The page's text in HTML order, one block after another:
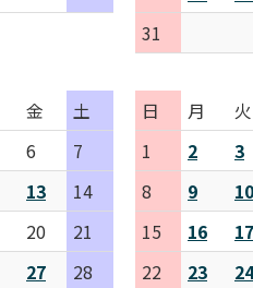
31
金
土
6
7
13
14
20
21
27
28
日 月
火
1
2
3
8
9
10
15
16
17
22
23 24